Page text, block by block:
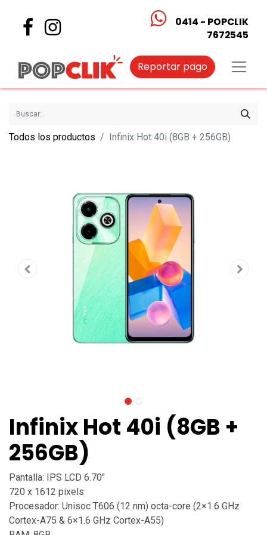
0414 - POPCLIK
7672545
Reportar pago
Todos los productos Infinix Hot 40i (8GB + 256GB)
Infinix Hot 40i (8GB +
256GB)
Pantalla: IPS LCD 6.70″
720 x 1612 pixels
Procesador: Unisoc T606 (12 nm) octa-core (2×1.6 GHz
Cortex-A75 & 6×1.6 GHz Cortex-A55)